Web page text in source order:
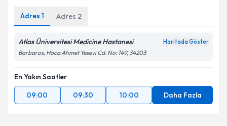
Adres 1 Adres 2
Atlas Üniversitesi Medicine Hastanesi Haritada Göster
Barbaros, Hoca Ahmet Yesevi Cd. No: 149, 34203
En Yakın Saatler
09:00
09:30 10:00 Daha Fazla